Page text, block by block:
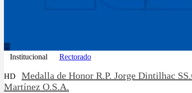
Institucional Rectorado
HD Medalla de Honor R.P. Jorge Dintilhac
Martínez O.S.A.